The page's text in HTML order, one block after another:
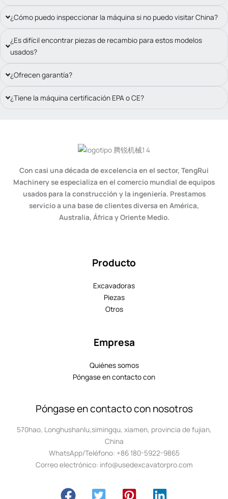
¿Cómo puedo inspeccionar la máquina si no puedo visitar China?
¿Es difícil encontrar piezas de recambio para estos modelos
usados?
¿Ofrecen garantía?
¿Tiene la máquina certificación EPA o CE?
Con casi una década de excelencia en el sector, TengRui
Machinery se especializa en el comercio mundial de equipos
usados para la construcción y la ingeniería. Prestamos
servicio a una base de clientes diversa en América,
Australia, África y Oriente Medio.
Producto
Excavadoras
Piezas
Otros
Empresa
Quiénes somos
Póngase en contacto con
Póngase en contacto con nosotros
570hao, Longhushanlu,simingqu, xiamen, provincia de fujian,
China
WhatsApp/Teléfono: +86 180-5922-9865
Correo electrónico: info@usedexcavatorpro.com